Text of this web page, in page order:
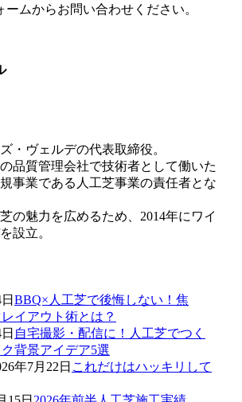
ームからお問い合わせください。
・ヴェルデの代表取締役。
品質管理会社で技術者として働いた
事業である人工芝事業の責任者とな
の魅力を広めるため、2014年にワイ
設立。
BBQ×人工芝で後悔しない！焦
イアウト術とは？
自宅撮影・配信に！人工芝でつく
背景アイデア5選
年7月22日 これだけはハッキリして